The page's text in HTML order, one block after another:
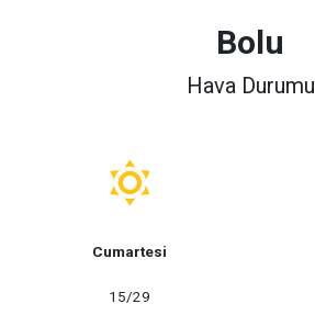
Bolu
Hava Durumu
Cumartesi
15/29